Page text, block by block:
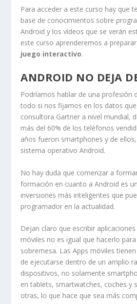
Para acceder a este curso hay que
base de conocimientos sobre
Android y los vídeos que se verán
este curso aprenderemos a
juego interactivo.
ANDROID NO DEJA
Podríamos hablar de una profesión
todo si nos fijamos en los datos
consultora Gartner a nivel mundial,
más del 60% de los teléfonos
años fueron smartphones y de
sistema operativo Android.
No hay duda que comenzar a
formación en cuanto a Android es
inversiones más inteligentes que
programador en la actualidad.
Dejan claro que escribir
móviles no es igual que hacerlo
sobremesa. Las Apps móviles
de ejecutarse dentro de un amplio
dispositivos, no solamente
en tablets, smartwatches, coches y
otras, lo que hace que sea más